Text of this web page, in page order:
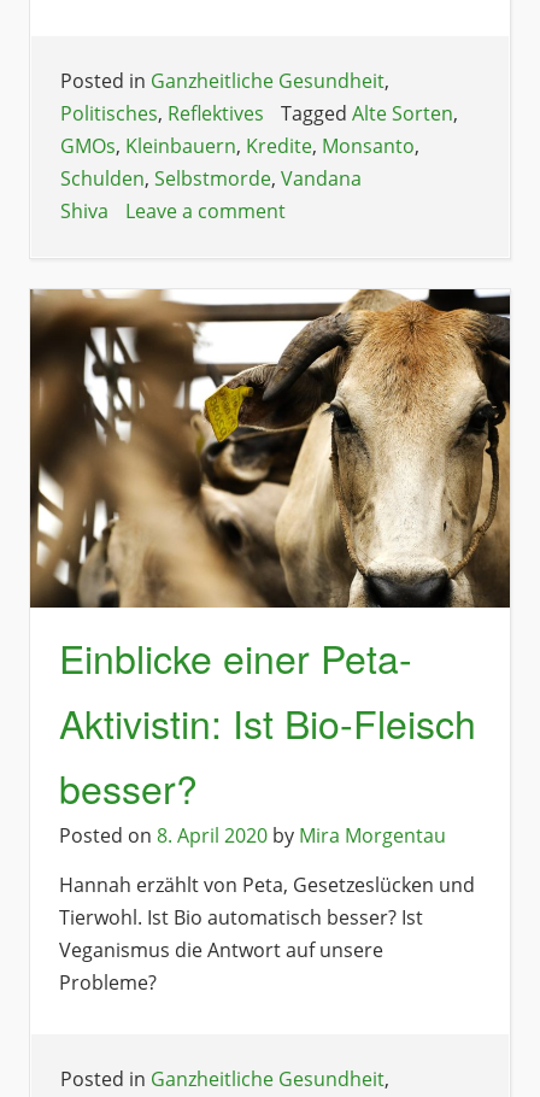
Posted in Ganzheitliche Gesundheit,
Politisches, Reflektives Tagged Alte Sorten,
GMOs, Kleinbauern, Kredite, Monsanto,
Schulden, Selbstmorde, Vandana
Shiva
Leave a comment
Einblicke einer Peta-
Aktivistin: Ist Bio-Fleisch
besser?
Posted on 8. April 2020 by Mira Morgentau
Hannah erzählt von Peta, Gesetzeslücken und
Tierwohl. Ist Bio automatisch besser? Ist
Veganismus die Antwort auf unsere
Probleme?
Posted in Ganzheitliche Gesundheit,